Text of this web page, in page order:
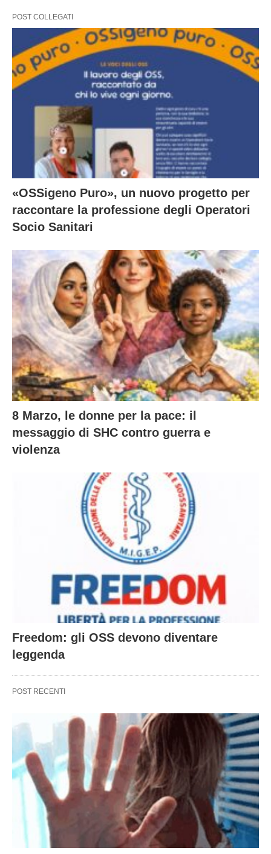
POST COLLEGATI
«OSSigeno Puro», un nuovo progetto per
raccontare la professione degli Operatori
Socio Sanitari
8 Marzo, le donne per la pace: il
messaggio di SHC contro guerra e
violenza
Freedom: gli OSS devono diventare
leggenda
POST RECENTI